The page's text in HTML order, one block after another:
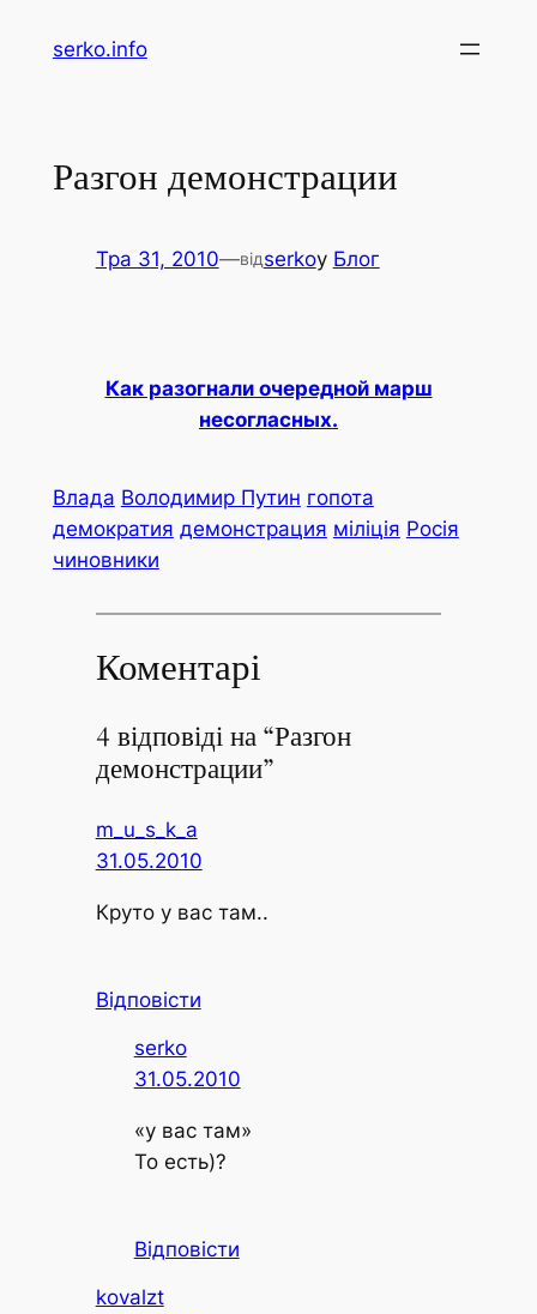
serko.info
Разгон демонстрации
Тра 31, 2010—відserkoу Блог
Как разогнали очередной марш
несогласных.
Влада Володимир Путин гопота
демократия демонстрация міліція Росія
чиновники
Коментарі
4 відповіді на “Разгон
демонстрации”
m_u_s_k_a
31.05.2010
Круто у вас там..
Відповісти
serko
31.05.2010
«у вас там»
То есть)?
Відповісти
kovalzt